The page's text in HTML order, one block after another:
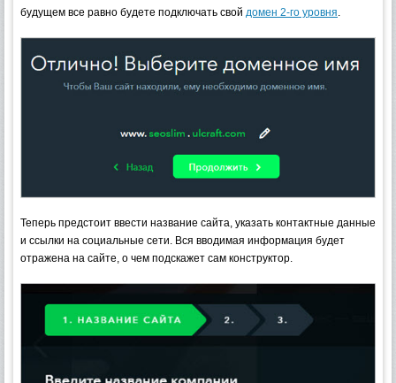
будущем все равно будете подключать свой домен 2-го уровня.
Теперь предстоит ввести название сайта, указать контактные данные
и ссылки на социальные сети. Вся вводимая информация будет
отражена на сайте, о чем подскажет сам конструктор.